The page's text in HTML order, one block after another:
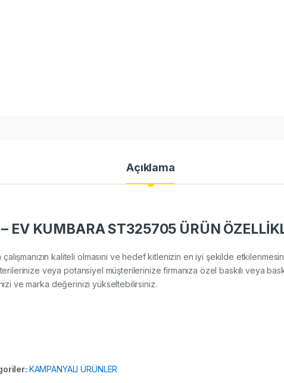
Açıklama
EV KUMBARA ST325705 ÜRÜN
çalışmanızın kaliteli olmasını ve hedef kitlenizin en iyi şekilde
veya potansiyel müşterilerinize firmanıza özel baskılı veya
ve marka değerinizi yükseltebilirsiniz.
KAMPANYALI ÜRÜNLER